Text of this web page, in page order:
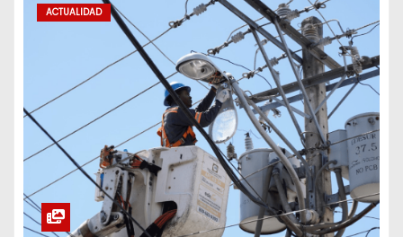
c
ó
ACTUALIDAD